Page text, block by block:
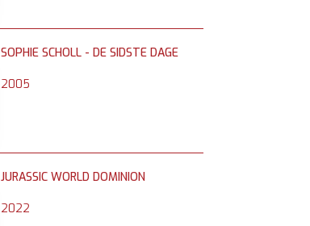
SOPHIE SCHOLL - DE SIDSTE DAGE
2005
JURASSIC WORLD DOMINION
2022